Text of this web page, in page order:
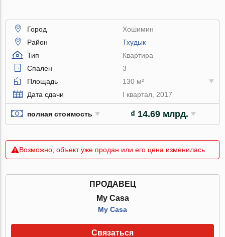
Город
Хошимин
Район
Тхудык
Тип
Квартира
Спален
3
Площадь
130 м²
Дата сдачи
I квартал, 2017
полная стоимость ₫ 14.69 млрд.
Возможно, объект уже продан или его цена изменилась
ПРОДАВЕЦ
My Casa
My Casa
Связаться